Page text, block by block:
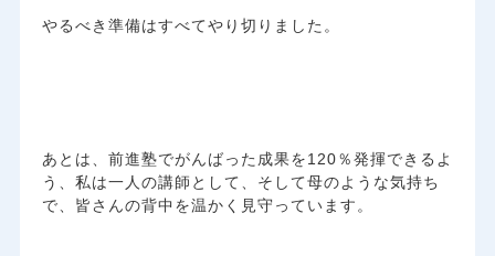
やるべき準備はすべてやり切りました。
あとは、前進塾でがんばった成果を120％発揮できるよ
う、私は一人の講師として、そして母のような気持ち
で、皆さんの背中を温かく見守っています。